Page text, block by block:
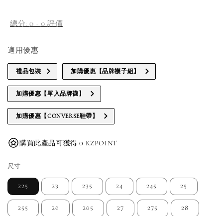
總分:0 - 0 評價
適用優惠
禮品包裝 加購優惠【品牌襪子組】
加購優惠【單入品牌襪】
加購優惠【CONVERSE鞋帶】
購買此產品可獲得 0 KZPOINT
尺寸
225 23 235 24 245 25
255 26 265 27 275 28